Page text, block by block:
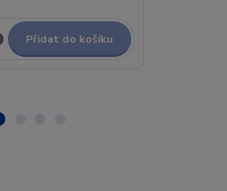
Přidat do košíku